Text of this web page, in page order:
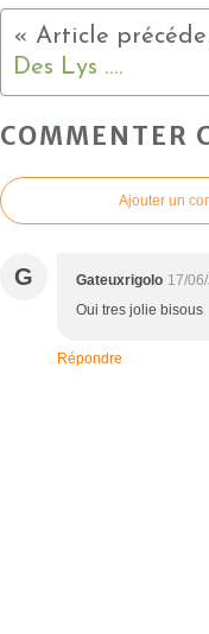
Des Lys ....
COMMENTER
Ajouter un
G Gateuxrigolo 17/
Oui tres jolie bisous
Répondre